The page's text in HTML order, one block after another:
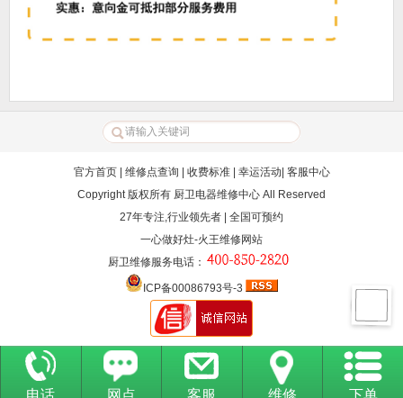
官方首页| 维修点查询 收费标准| 幸运活动 客服中心
Copyright 版权所有 厨卫电器维修中心 All Reserved
27年专注,行业领先者 | 全国可预约
一心做好灶-火王维修网站
厨卫维修服务电话 ：
ICP备00086793号-3
电话 网点 客服 维修 下单